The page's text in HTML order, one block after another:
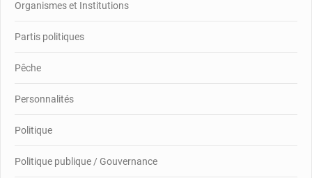
Organismes et Institutions
Partis politiques
Pêche
Personnalités
Politique
Politique publique / Gouvernance